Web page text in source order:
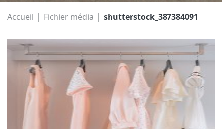
Accueil | Fichier média | shutterstock_387384091